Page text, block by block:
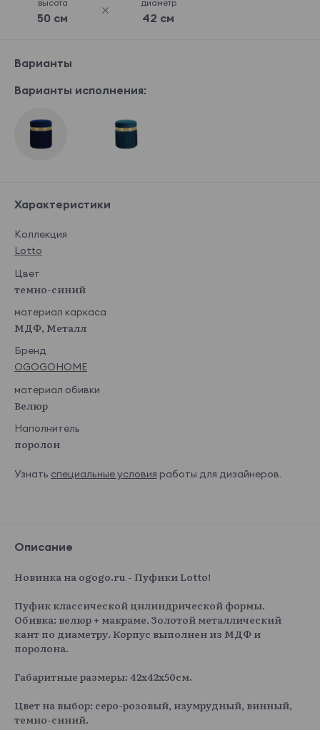
высота
50 см
диаметр
42 см
Варианты
Варианты исполнения:
Характеристики
Коллекция
Lotto
Цвет
темно-синий
материал каркаса
МДФ, Металл
Бренд
OGOGOHOME
материал обивки
Велюр
Наполнитель
поролон
Узнать специальные условия работы для дизайнеров.
Описание
Новинка на ogogo.ru - Пуфики Lotto!
Пуфик классической цилиндрической формы.
Обивка: велюр + макраме. Золотой металлический
кант по диаметру. Корпус выполнен из МДФ и
поролона.
Габаритные размеры: 42х42х50см.
Цвет на выбор: серо-розовый, изумрудный, винный,
темно-синий.